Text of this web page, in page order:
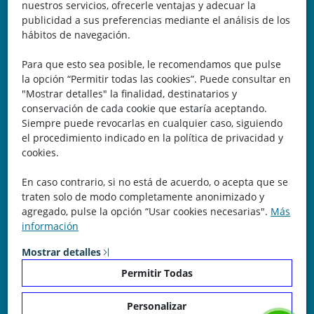
nuestros servicios, ofrecerle ventajas y adecuar la
publicidad a sus preferencias mediante el análisis de los
hábitos de navegación.
Para que esto sea posible, le recomendamos que pulse
la opción “Permitir todas las cookies”. Puede consultar en
"Mostrar detalles" la finalidad, destinatarios y
conservación de cada cookie que estaría aceptando.
Siempre puede revocarlas en cualquier caso, siguiendo
el procedimiento indicado en la política de privacidad y
cookies.
En caso contrario, si no está de acuerdo, o acepta que se
traten solo de modo completamente anonimizado y
agregado, pulse la opción “Usar cookies necesarias". Más
información
Mostrar detalles
Permitir Todas
Personalizar
Belicena, Granada
España
Teléfono: 646 672 931
Email: bomberocallejero@gmail.com
Trayectoria
Nuestra Experiencia nos avala. Llevamos más de 25 años
dedicados a la cartografía vectorial y digital. (Pc-Díez)
Garantía de tu éxito con la prueba del callejero o territorio.
¡Rechaza Imitaciones!, equipo humano y soporte real detrás
de la plataforma.